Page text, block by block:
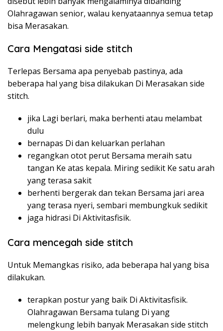
Olahragawan senior, walau kenyataannya semua tetap
bisa Merasakan.
Cara Mengatasi side stitch
Terlepas Bersama apa penyebab pastinya, ada
beberapa hal yang bisa dilakukan Di Merasakan side
stitch.
jika Lagi berlari, maka berhenti atau melambat
dulu
bernapas Di dan keluarkan perlahan
regangkan otot perut Bersama meraih satu
tangan Ke atas kepala. Miring sedikit Ke satu arah
yang terasa sakit
berhenti bergerak dan tekan Bersama jari area
yang terasa nyeri, sembari membungkuk sedikit
jaga hidrasi Di Aktivitasfisik.
Cara mencegah side stitch
Untuk Memangkas risiko, ada beberapa hal yang bisa
dilakukan.
terapkan postur yang baik Di Aktivitasfisik.
Olahragawan Bersama tulang Di yang
melengkung lebih banyak Merasakan side stitch